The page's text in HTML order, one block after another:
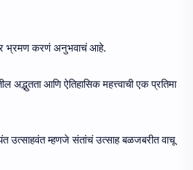
भ्रमण करणं अनुभवाचं आहे.
अद्भुतता आणि ऐतिहासिक महत्त्वाची एक प्रतिमा
उत्साहवंत म्हणजे संतांचं उत्साह बळजबरीत वाचू